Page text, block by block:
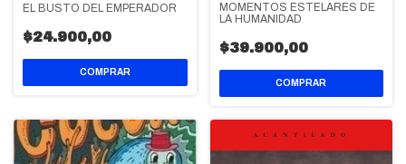
EL BUSTO DEL EMPERADOR
$24.900,00
MOMENTOS ESTELARES DE
LA HUMANIDAD
$39.900,00